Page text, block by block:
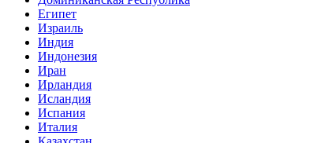
Египет
Израиль
Индия
Индонезия
Иран
Ирландия
Исландия
Испания
Италия